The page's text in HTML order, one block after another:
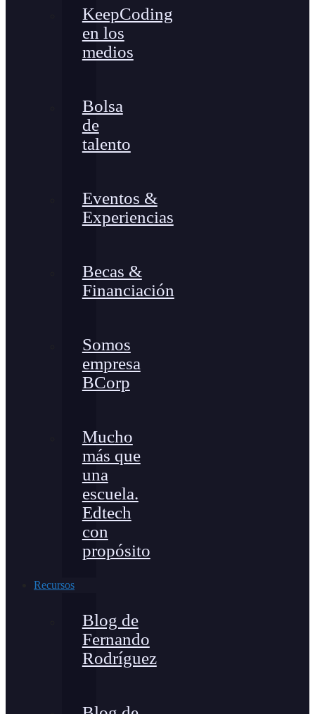
KeepCoding
en los
medios
Bolsa
de
talento
Eventos &
Experiencias
Becas &
Financiación
Somos
empresa
BCorp
Mucho
más que
una
escuela.
Edtech
con
propósito
Recursos
Blog de
Fernando
Rodríguez